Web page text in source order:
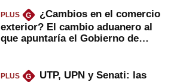
PLUS G
¿Cambios en el comercio
exterior? El cambio aduanero al
que apuntaría el Gobierno de
PLUS G
UTP, UPN y Senati: las